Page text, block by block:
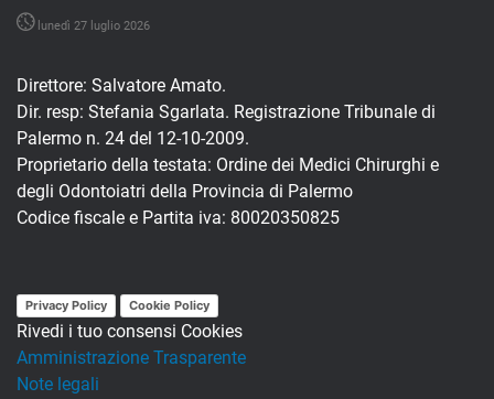
lunedì 27 luglio 2026
Direttore: Salvatore Amato.
Dir. resp: Stefania Sgarlata. Registrazione Tribunale di
Palermo n. 24 del 12-10-2009.
Proprietario della testata: Ordine dei Medici Chirurghi e
degli Odontoiatri della Provincia di Palermo
Codice fiscale e Partita iva: 80020350825
Privacy Policy Cookie Policy
Rivedi i tuo consensi Cookies
Amministrazione Trasparente
Note legali